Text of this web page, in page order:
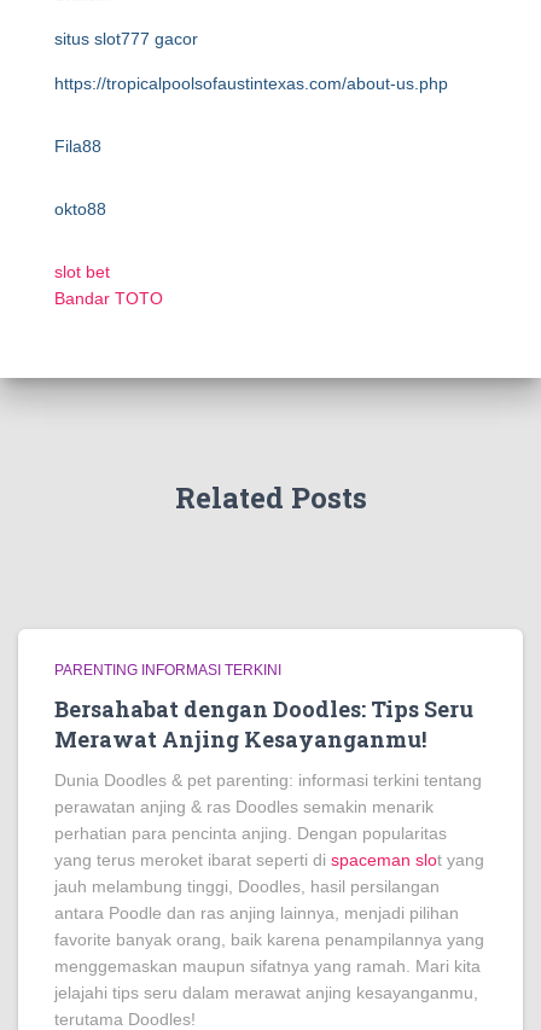
situs slot777 gacor
https://tropicalpoolsofaustintexas.com/about-us.php
Fila88
okto88
slot bet
Bandar TOTO
Related Posts
PARENTING INFORMASI TERKINI
Bersahabat dengan Doodles: Tips Seru
Merawat Anjing Kesayanganmu!
Dunia Doodles & pet parenting: informasi terkini tentang
perawatan anjing & ras Doodles semakin menarik
perhatian para pencinta anjing. Dengan popularitas
yang terus meroket ibarat seperti di spaceman slot yang
jauh melambung tinggi, Doodles, hasil persilangan
antara Poodle dan ras anjing lainnya, menjadi pilihan
favorite banyak orang, baik karena penampilannya yang
menggemaskan maupun sifatnya yang ramah. Mari kita
jelajahi tips seru dalam merawat anjing kesayanganmu,
terutama Doodles!